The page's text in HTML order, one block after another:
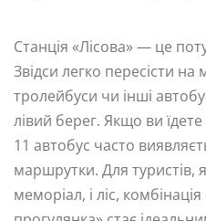
Станція «Лісова» — це
Звідси легко пересісти на
тролейбуси чи інші
лівий берег. Якщо ви
11 автобус часто
маршрутки. Для туристів,
меморіал, і ліс,